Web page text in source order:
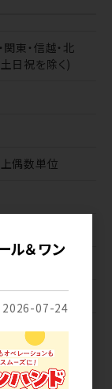
関東・信越・北
日祝を除く)
偶数単位
ル＆ワン
2026-07-24